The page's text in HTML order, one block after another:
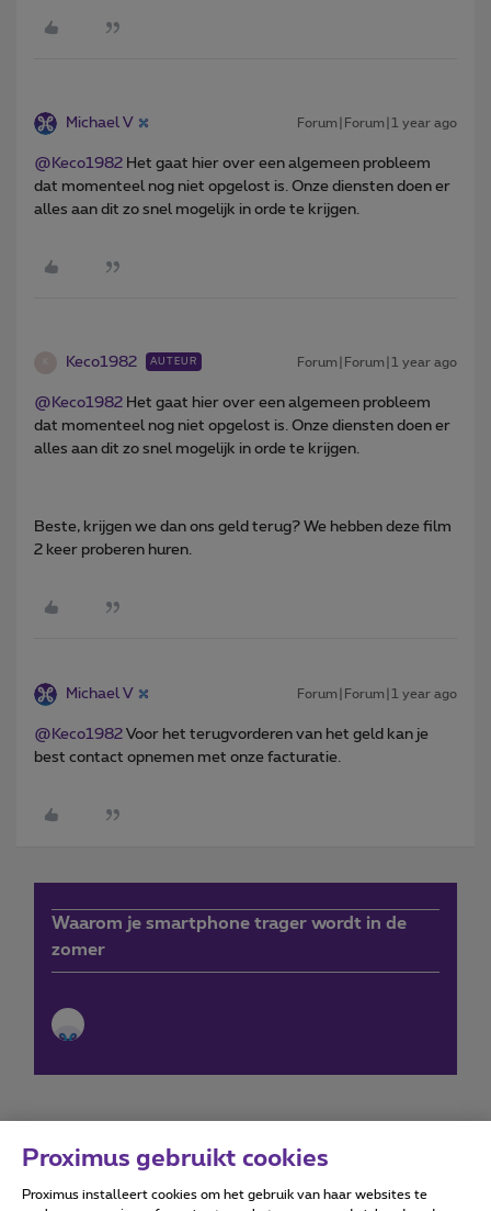
Michael V Forum|Forum|1 year ago
@Keco1982 Het gaat hier over een algemeen probleem
dat momenteel nog niet opgelost is. Onze diensten doen er
alles aan dit zo snel mogelijk in orde te krijgen.
Keco1982 AUTEUR Forum|Forum|1 year ago
@Keco1982 Het gaat hier over een algemeen probleem
dat momenteel nog niet opgelost is. Onze diensten doen er
alles aan dit zo snel mogelijk in orde te krijgen.
Beste, krijgen we dan ons geld terug? We hebben deze film
2 keer proberen huren.
Michael V Forum|Forum|1 year ago
@Keco1982 Voor het terugvorderen van het geld kan je
best contact opnemen met onze facturatie.
Waarom je smartphone trager wordt in de
zomer
Forumvoorwaarden Accessibility statement
Proximus gebruikt cookies
Proximus installeert cookies om het gebruik van haar websites te